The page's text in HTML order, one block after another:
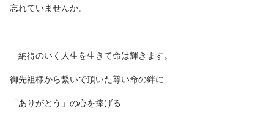
忘れていませんか。
納得のいく人生を生きて命は輝きます。
御先祖様から繋いで頂いた尊い命の絆に
「ありがとう」の心を捧げる